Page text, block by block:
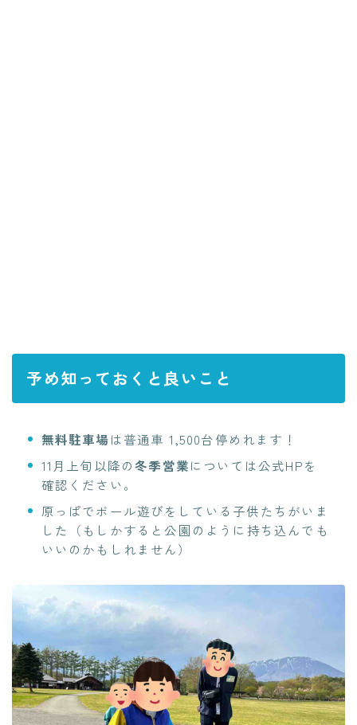
予め知っておくと良いこと
無料駐車場は普通車 1,500台停めれます！
11月上旬以降の冬季営業については公式HPを
確認ください。
原っぱでボール遊びをしている子供たちがいま
した
（もしかすると公園のように持ち込んでも
いいのかもしれません）